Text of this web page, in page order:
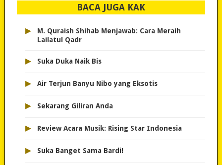
BACA JUGA KAK
▸
M. Quraish Shihab Menjawab: Cara Meraih
Lailatul Qadr
▸ Suka Duka Naik Bis
▸ Air Terjun Banyu Nibo yang Eksotis
▸ Sekarang Giliran Anda
▸ Review Acara Musik: Rising Star Indonesia
▸ Suka Banget Sama Bardi!